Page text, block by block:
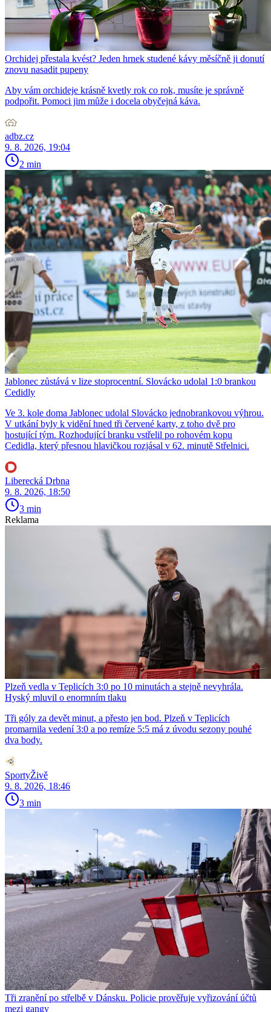
Orchidej přestala kvést? Jeden hrnek studené kávy měsíčně ji donutí
znovu nasadit pupeny
Aby vám orchideje krásně kvetly rok co rok, musíte je správně
podpořit. Pomoci jim může i docela obyčejná káva.
adbz.cz
9. 8. 2026, 19:04
2 min
Jablonec zůstává v lize stoprocentní. Slovácko udolal 1:0 brankou
Cedidly
Ve 3. kole doma Jablonec udolal Slovácko jednobrankovou výhrou.
V utkání byly k vidění hned tři červené karty, z toho dvě pro
hostující tým. Rozhodující branku vstřelil po rohovém kopu
Cedidla, který přesnou hlavičkou rozjásal v 62. minutě Střelnici.
Liberecká Drbna
9. 8. 2026, 18:50
3 min
Reklama
Plzeň vedla v Teplicích 3:0 po 10 minutách a stejně nevyhrála.
Hyský mluvil o enormním tlaku
Tři góly za devět minut, a přesto jen bod. Plzeň v Teplicích
promarnila vedení 3:0 a po remíze 5:5 má z úvodu sezony pouhé
dva body.
SportyŽivě
9. 8. 2026, 18:46
3 min
Tři zranění po střelbě v Dánsku. Policie prověřuje vyřizování účtů
mezi gangy